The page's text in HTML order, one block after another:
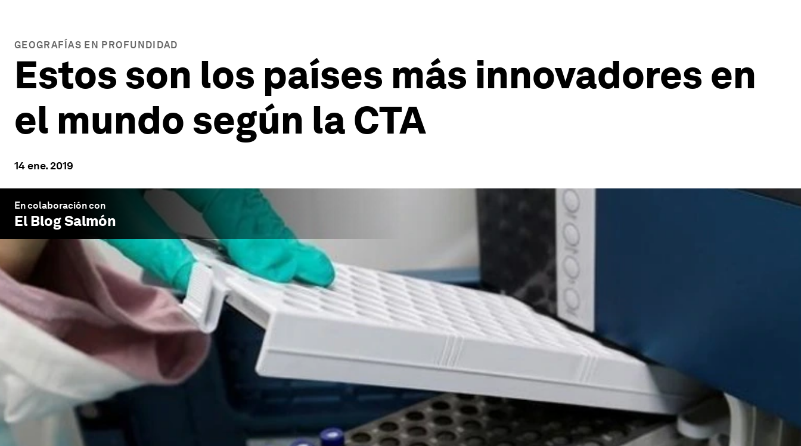
GEOGRAFÍAS EN PROFUNDIDAD
Estos son los países más innovadores en
el mundo según la CTA
14 ene. 2019
En colaboración con
El Blog Salmón